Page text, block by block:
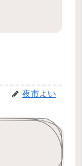
夜市よい